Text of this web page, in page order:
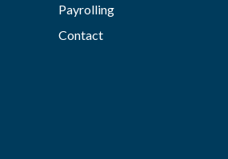
Payrolling
Contact